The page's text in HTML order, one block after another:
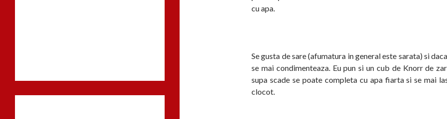
cu apa.
Se gusta de sare (afumatura in general este sarata) si
se mai condimenteaza. Eu pun si un cub de Knorr de
supa scade se poate completa cu apa fiarta si se mai
clocot.